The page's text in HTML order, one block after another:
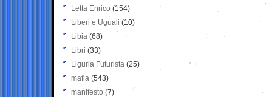
Letta Enrico (154)
Liberi e Uguali (10)
Libia (68)
Libri (33)
Liguria Futurista (25)
mafia (543)
manifesto (7)